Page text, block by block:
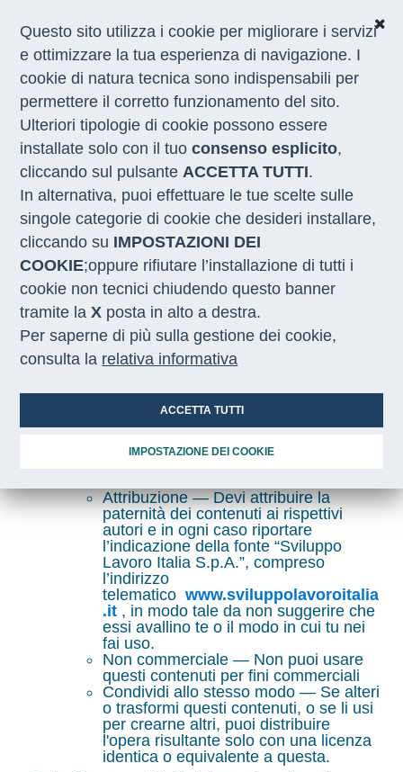
CHI SIAMO
COSA FACCIAMO
I NOSTRI SERVIZI
MEDIA
CON LE REGIONI
Home / Copyright
Copyright
Salvo dove diversamente specificato i contenuti
redazionali di questo sito (articoli, editoriali,
redazionali, interviste audio/video, registrazioni
di convegni o interventi svolti in occasioni
pubbliche etc.) sono distribuiti sotto una
A titolo esemplificativo ciò significa che sei libero
esporli in pubblico, modificarli alle seguenti
Attribuzione — Devi attribuire la
paternità dei contenuti ai rispettivi
autori e in ogni caso riportare
l’indicazione della fonte “Sviluppo
Lavoro Italia S.p.A.”, compreso
l’indirizzo
telematico www.sviluppolavoroitalia
.it , in modo tale da non suggerire che
essi avallino te o il modo in cui tu nei
fai uso.
Non commerciale — Non puoi usare
questi contenuti per fini commerciali
Condividi allo stesso modo — Se alteri
o trasformi questi contenuti, o se li usi
per crearne altri, puoi distribuire
l'opera risultante solo con una licenza
identica o equivalente a questa.
Questo sito utilizza i cookie per migliorare i servizi
e ottimizzare la tua esperienza di navigazione. I
cookie di natura tecnica sono indispensabili per
permettere il corretto funzionamento del sito.
Ulteriori tipologie di cookie possono essere
installate solo con il tuoconsenso esplicito,
cliccando sul pulsanteACCETTA TUTTI.
In alternativa, puoi effettuare le tue scelte sulle
singole categorie di cookie che desideri installare,
cliccando su IMPOSTAZIONI DEI
COOKIE;oppure rifiutare l’installazione di tutti i
cookie non tecnici chiudendo questo banner
tramite laX posta in alto a destra.
Per saperne di più sulla gestione dei cookie,
consulta la relativa informativa
ACCETTA TUTTI
IMPOSTAZIONE DEI COOKIE